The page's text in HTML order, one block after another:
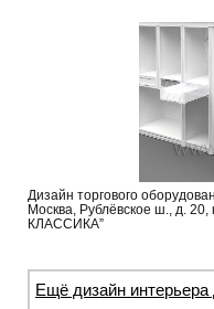
Дизайн торгового
Москва, Рублёвское ш., д.
КЛАССИКА”
Ещё дизайн интерьера